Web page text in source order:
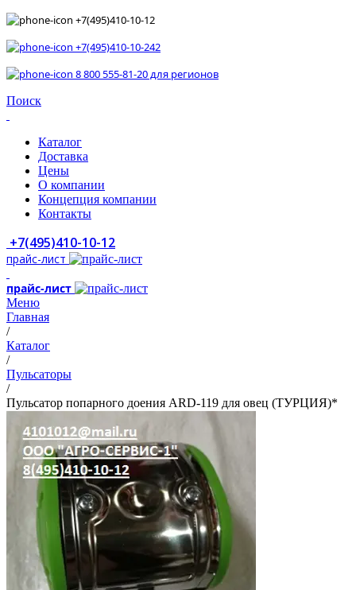
+7(495)410-10-12
+7(495)410-10-242
8 800 555-81-20 для регионов
Поиск
Каталог
Доставка
Цены
О компании
Концепция компании
Контакты
+7(495)410-10-12
прайс-лист
прайс-лист
Меню
Главная
/
Каталог
/
Пульсаторы
/
Пульсатор попарного доения ARD-119 для овец (ТУРЦИЯ)*